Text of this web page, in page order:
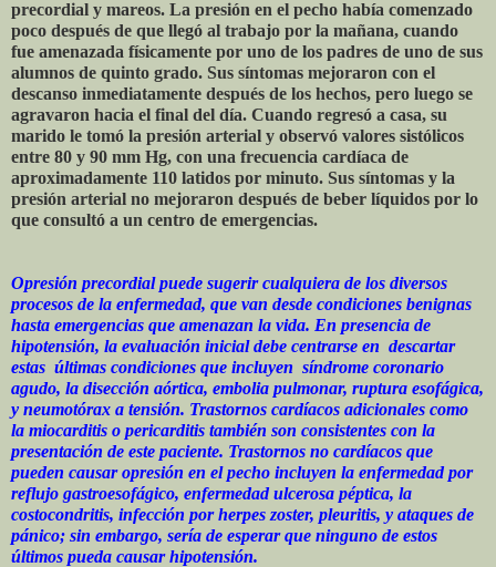
precordial y mareos. La presión en el pecho había comenzado
poco después de que llegó al trabajo por la mañana, cuando
fue amenazada físicamente por uno de los padres de uno de sus
alumnos de quinto grado. Sus síntomas mejoraron con el
descanso inmediatamente después de los hechos, pero luego se
agravaron hacia el final del día. Cuando regresó a casa, su
marido le tomó la presión arterial y observó valores sistólicos
entre 80 y 90 mm Hg, con una frecuencia cardíaca de
aproximadamente 110 latidos por minuto. Sus síntomas y la
presión arterial no mejoraron después de beber líquidos por lo
que consultó a un centro de emergencias.
Opresión precordial puede sugerir cualquiera de los diversos
procesos de la enfermedad, que van desde condiciones benignas
hasta emergencias que amenazan la vida. En presencia de
hipotensión, la evaluación inicial debe centrarse en descartar
estas últimas condiciones que incluyen síndrome coronario
agudo, la disección aórtica, embolia pulmonar, ruptura esofágica,
y neumotórax a tensión. Trastornos cardíacos adicionales como
la miocarditis o pericarditis también son consistentes con la
presentación de este paciente. Trastornos no cardíacos que
pueden causar opresión en el pecho incluyen la enfermedad por
reflujo gastroesofágico, enfermedad ulcerosa péptica, la
costocondritis, infección por herpes zoster, pleuritis, y ataques de
pánico; sin embargo, sería de esperar que ninguno de estos
últimos pueda causar hipotensión.